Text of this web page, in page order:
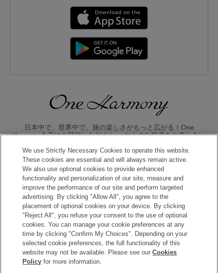
日本中で、世界中で、旅の楽しさがもっと広がる！One
Harmony会員にご登録いただくと、 おトクな特典をお楽しみい
入会のお申し込みはこちら
Copyright © Okura Nikko Hotel Management Co., Ltd. All
Rights Reserved.
個人情報保護方針
We use Strictly Necessary Cookies to operate this website.
These cookies are essential and will always remain active.
We also use optional cookies to provide enhanced
functionality and personalization of our site, measure and
improve the performance of our site and perform targeted
advertising. By clicking "Allow All", you agree to the
placement of optional cookies on your device. By clicking
"Reject All", you refuse your consent to the use of optional
cookies. You can manage your cookie preferences at any
time by clicking "Confirm My Choices". Depending on your
selected cookie preferences, the full functionality of this
website may not be available. Please see ourCookies
Policy for more information.